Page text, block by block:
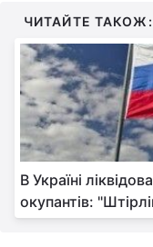
ЧИТАЙТЕ ТАКОЖ:
В Україні
окупантів: